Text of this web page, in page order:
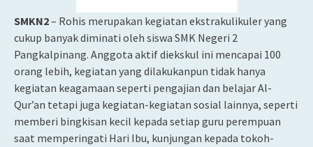
SMKN2– Rohis merupakan kegiatan ekstrakulikuler yang
cukup banyak diminati oleh siswa SMK Negeri 2
Pangkalpinang. Anggota aktif diekskul ini mencapai 100
orang lebih, kegiatan yang dilakukanpun tidak hanya
kegiatan keagamaan seperti pengajian dan belajar Al-
Qur’an tetapi juga kegiatan-kegiatan sosial lainnya, seperti
memberi bingkisan kecil kepada setiap guru perempuan
saat memperingati Hari Ibu, kunjungan kepada tokoh-